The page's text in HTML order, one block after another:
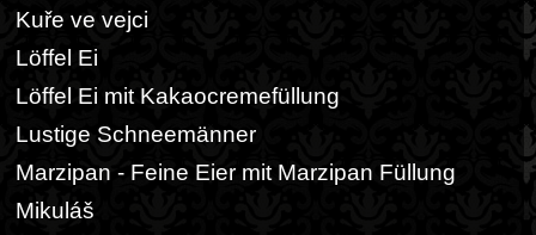
Kuře ve vejci
Löffel Ei
Löffel Ei mit Kakaocremefüllung
Lustige Schneemänner
Marzipan - Feine Eier mit Marzipan Füllung
Mikuláš